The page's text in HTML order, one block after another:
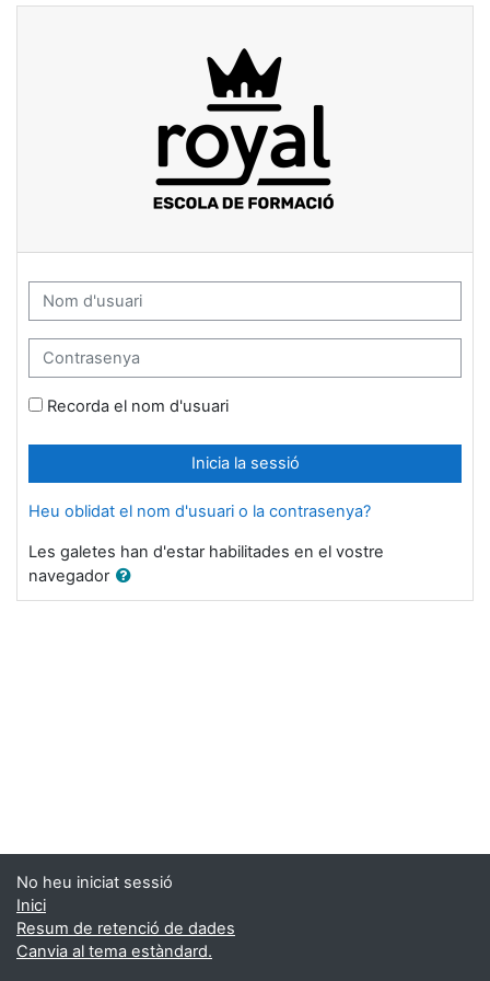
Ves al contingut principal
Nom d'usuari
Contrasenya
Recorda el nom d'usuari
Inicia la sessió
Heu oblidat el nom d'usuari o la contrasenya?
Les galetes han d'estar habilitades en el vostre
navegador
No heu iniciat sessió
Inici
Resum de retenció de dades
Canvia al tema estàndard.